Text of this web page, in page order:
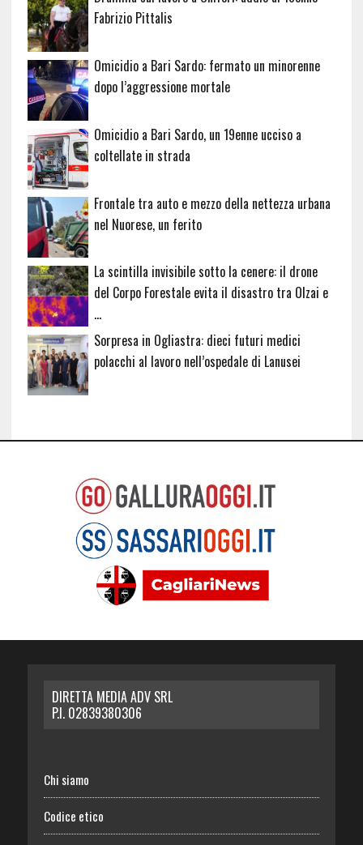
Fabrizio Pittalis
Omicidio a Bari Sardo: fermato un minorenne
dopo l’aggressione mortale
Omicidio a Bari Sardo, un 19enne ucciso a
coltellate in strada
Frontale tra auto e mezzo della nettezza urbana
nel Nuorese, un ferito
La scintilla invisibile sotto la cenere: il drone
del Corpo Forestale evita il disastro tra Olzai e
…
Sorpresa in Ogliastra: dieci futuri medici
polacchi al lavoro nell’ospedale di Lanusei
DIRETTA MEDIA ADV SRL
P.I. 02839380306
Chi siamo
Codice etico